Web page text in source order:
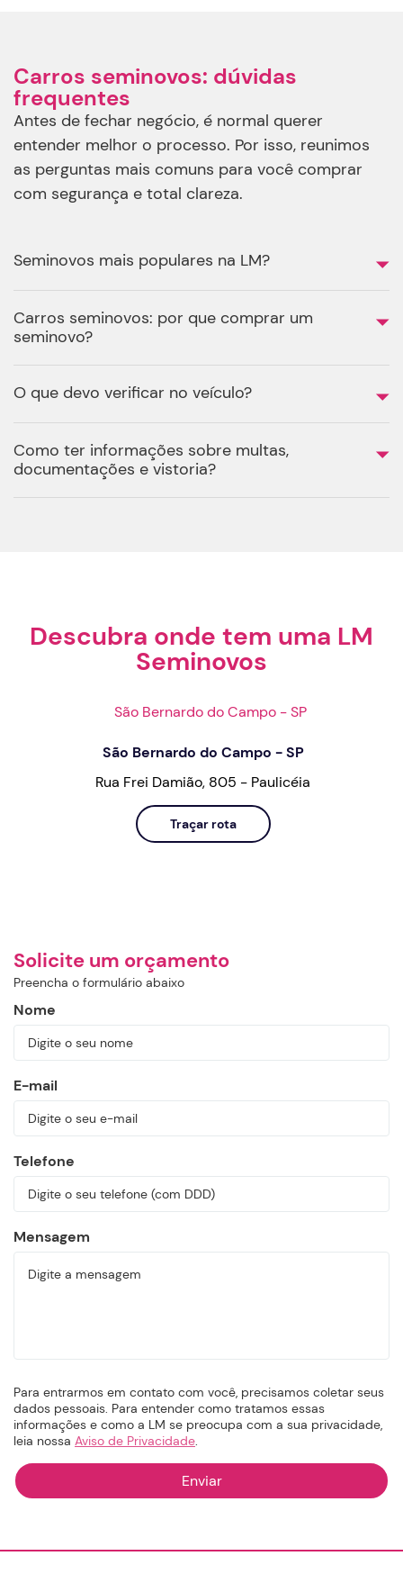
Carros seminovos: dúvidas
frequentes
Antes de fechar negócio, é normal querer
entender melhor o processo. Por isso, reunimos
as perguntas mais comuns para você comprar
com segurança e total clareza.
Seminovos mais populares na LM?
Carros seminovos: por que comprar um
seminovo?
O que devo verificar no veículo?
Como ter informações sobre multas,
documentações e vistoria?
Descubra onde tem uma LM
Seminovos
São Bernardo do Campo - SP
Rua Frei Damião, 805 - Paulicéia
Traçar rota
Solicite um orçamento
Preencha o formulário abaixo
Nome
E-mail
Telefone
Mensagem
Para entrarmos em contato com você, precisamos coletar seus
dados pessoais. Para entender como tratamos essas
informações e como a LM se preocupa com a sua privacidade,
leia nossa Aviso de Privacidade.